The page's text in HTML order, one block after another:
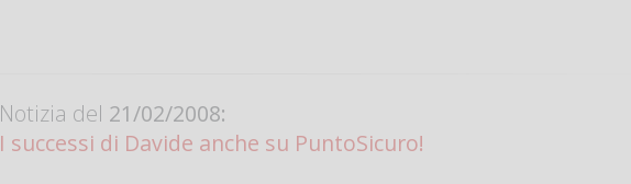
Notizia del 21/02/2008:
I successi di Davide anche su PuntoSicuro!